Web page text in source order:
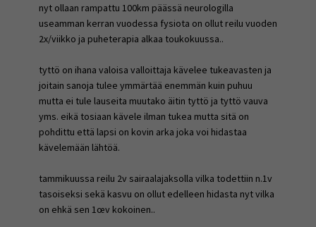
nyt ollaan rampattu 100km päässä neurologilla
useamman kerran vuodessa fysiota on ollut reilu vuoden
2x/viikko ja puheterapia alkaa toukokuussa..
tyttö on ihana valoisa valloittaja kävelee tukeavasten ja
joitain sanoja tulee ymmärtää enemmän kuin puhuu
mutta ei tule lauseita muutako äitin tyttö ja tyttö vauva
yms. eikä tosiaan kävele ilman tukea mutta sitä on
pohdittu että lapsi on kovin arka joka voi hidastaa
kävelemään lähtöä.
tammikuussa reilu 2v sairaalajaksolla vilka todettiin n.1v
tasoiseksi sekä kasvu on ollut edelleen hidasta nyt vilka
on ehkä sen 1œv kokoinen..